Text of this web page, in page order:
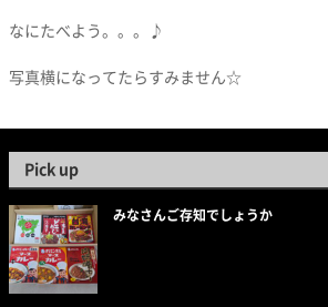
なにたべよう。。。♪
写真横になってたらすみません☆
Pick up
みなさんご存知でしょうか